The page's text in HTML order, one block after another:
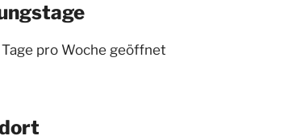
pro Woche geöffnet